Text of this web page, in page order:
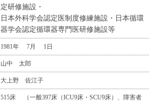
定研修施設・
日本外科学会認定医制度修練施設・日本循環
器学会認定循環器専門医研修施設等
1981年 7月 1日
山中 太郎
大上野 佐江子
515床 （一般397床（ICU9床・SCU9床）、障害者